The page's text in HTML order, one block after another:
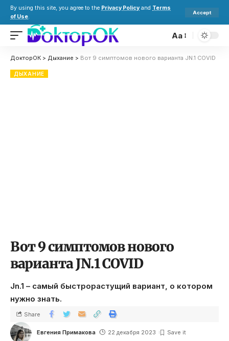
By using this site, you agree to the Privacy Policy and Terms
of Use.
Accept
Aa
ДокторОК > Дыхание > Вот 9 симптомов нового варианта JN.1 COVID
ДЫХАНИЕ
Вот 9 симптомов нового
варианта JN.1 COVID
Jn.1 – самый быстрорастущий вариант, о котором
нужно знать.
Евгения Примакова 22 декабря 2023
Share